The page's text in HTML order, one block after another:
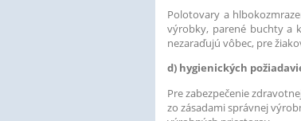
Polotovary a
výrobky, parené buchty a
nezaraďujú vôbec, pre
d) hygienických
Pre zabezpečenie
zo zásadami správnej